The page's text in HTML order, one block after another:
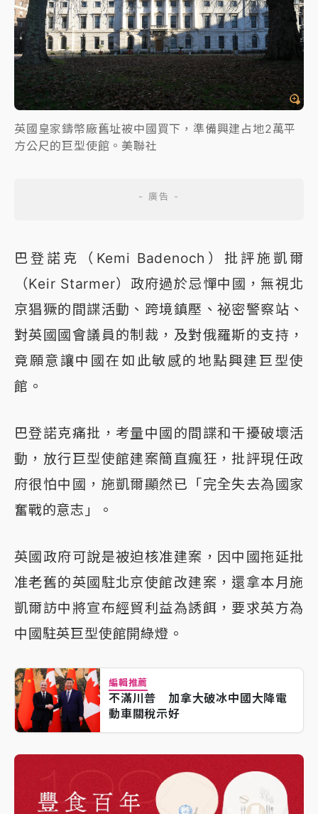
英國皇家鑄幣廠舊址被中國買下，準備興建占地2萬平
方公尺的巨型使館。美聯社
巴登諾克（Kemi Badenoch）批評施凱爾
（Keir Starmer）政府過於忌憚中國，無視北
京猖獗的間諜活動、跨境鎮壓、祕密警察站、
對英國國會議員的制裁，及對俄羅斯的支持，
竟願意讓中國在如此敏感的地點興建巨型使
館。
巴登諾克痛批，考量中國的間諜和干擾破壞活
動，放行巨型使館建案簡直瘋狂，批評現任政
府很怕中國，施凱爾顯然已「完全失去為國家
奮戰的意志」。
英國政府可說是被迫核准建案，因中國拖延批
准老舊的英國駐北京使館改建案，還拿本月施
凱爾訪中將宣布經貿利益為誘餌，要求英方為
中國駐英巨型使館開綠燈。
編輯推薦
不滿川普 加拿大破冰中國大降電
動車關稅示好